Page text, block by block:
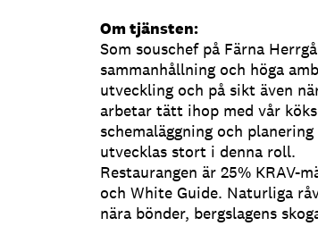
Om tjänsten:
Som souschef på Färna
sammanhållning och höga
utveckling och på sikt även
arbetar tätt ihop med vår
schemaläggning och
utvecklas stort i denna roll.
Restaurangen är 25% KRAV-
och White Guide. Naturliga
nära bönder, bergslagens